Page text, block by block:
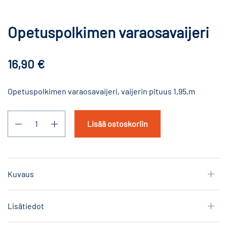
Opetuspolkimen varaosavaijeri
16,90 €
Opetuspolkimen varaosavaijeri, vaijerin pituus 1,95,m
Lisää ostoskoriin
Kuvaus
Lisätiedot